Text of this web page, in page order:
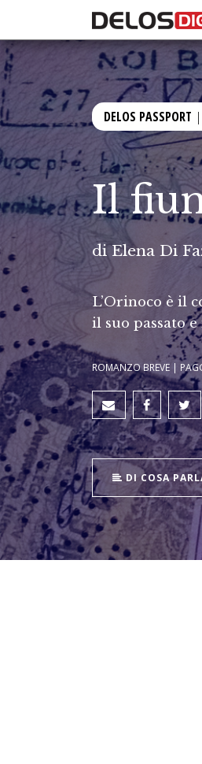
DELOS PASSPORT
Il
diElena Di
L’Orinoco è il
il suo passato
ROMANZO BREVE |
DI COSA